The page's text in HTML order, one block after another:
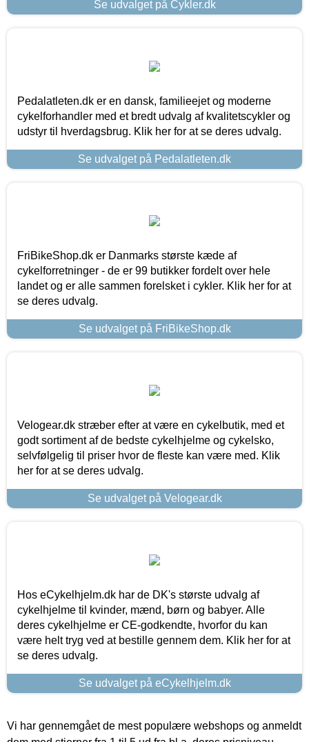
Se udvalget på Cykler.dk
Pedalatleten.dk er en dansk, familieejet og moderne
cykelforhandler med et bredt udvalg af kvalitetscykler og
udstyr til hverdagsbrug. Klik her for at se deres udvalg.
Se udvalget på Pedalatleten.dk
FriBikeShop.dk er Danmarks største kæde af
cykelforretninger - de er 99 butikker fordelt over hele
landet og er alle sammen forelsket i cykler. Klik her for at
se deres udvalg.
Se udvalget på FriBikeShop.dk
Velogear.dk stræber efter at være en cykelbutik, med et
godt sortiment af de bedste cykelhjelme og cykelsko,
selvfølgelig til priser hvor de fleste kan være med. Klik
her for at se deres udvalg.
Se udvalget på Velogear.dk
Hos eCykelhjelm.dk har de DK's største udvalg af
cykelhjelme til kvinder, mænd, børn og babyer. Alle
deres cykelhjelme er CE-godkendte, hvorfor du kan
være helt tryg ved at bestille gennem dem. Klik her for at
se deres udvalg.
Se udvalget på eCykelhjelm.dk
Vi har gennemgået de mest populære webshops og anmeldt